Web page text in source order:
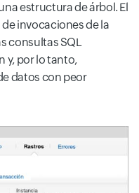
estructura de árbol. El
invocaciones de la
consultas SQL
y, por lo tanto,
datos con peor